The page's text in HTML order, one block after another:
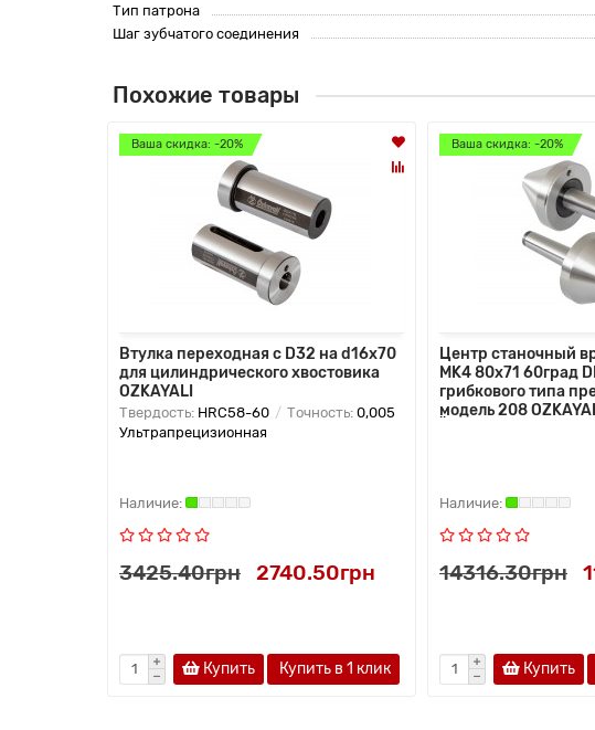
Тип патрона
Шаг зубчатого соединения
Похожие товары
Ваша скидка: -20%
Втулка переходная с D32 на d16х70
для цилиндрического хвостовика
OZKAYALI
Твердость: HRC58-60 Точность: 0,005
Ультрапрецизионная
3425.40грн 2740.50грн
Купить Купить в 1 клик
Ваша скидка: -20%
Центр станочный
MK4 80x71 60град
грибкового типа
модель 208
..
14316.30грн
Купить